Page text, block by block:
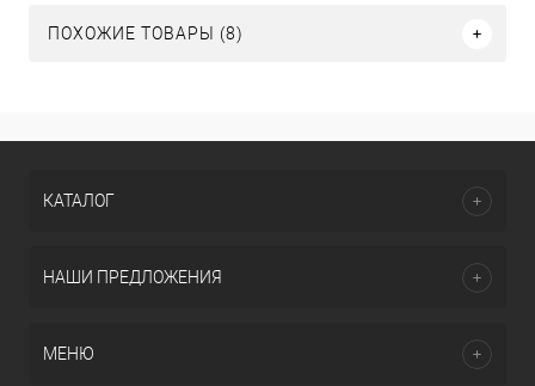
ПОХОЖИЕ ТОВАРЫ (8)
КАТАЛОГ
НАШИ ПРЕДЛОЖЕНИЯ
МЕНЮ